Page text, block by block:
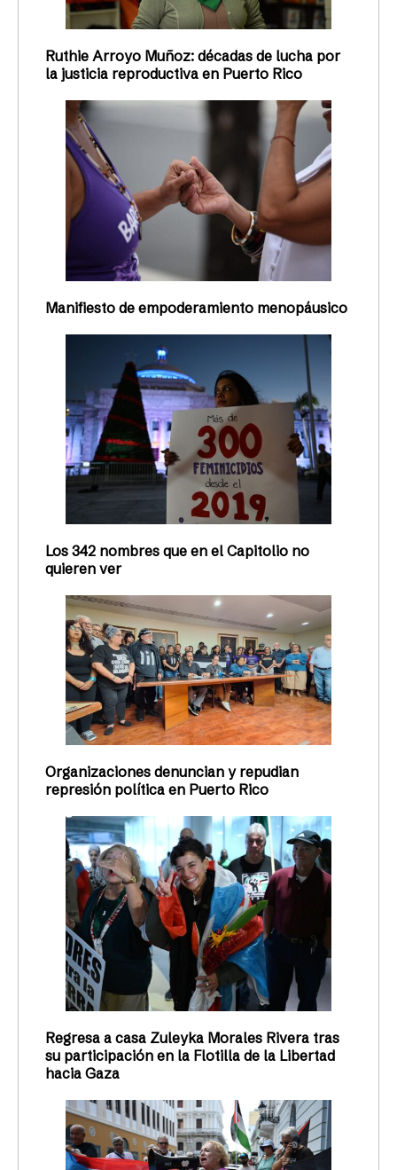
Ruthie Arroyo Muñoz: décadas de lucha por
la justicia reproductiva en Puerto Rico
Manifiesto de empoderamiento menopáusico
Los 342 nombres que en el Capitolio no
quieren ver
Organizaciones denuncian y repudian
represión política en Puerto Rico
Regresa a casa Zuleyka Morales Rivera tras
su participación en la Flotilla de la Libertad
hacia Gaza